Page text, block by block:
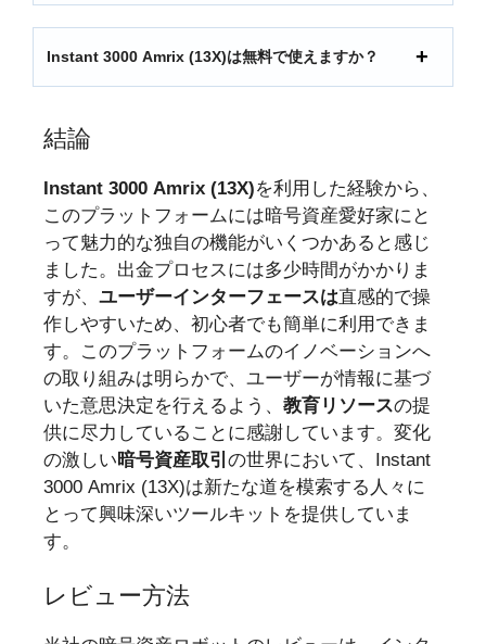
Instant 3000 Amrix (13X)は無料で使えますか？
結論
Instant 3000 Amrix (13X)を利用した経験から、
このプラットフォームには暗号資産愛好家にと
って魅力的な独自の機能がいくつかあると感じ
ました。出金プロセスには多少時間がかかりま
すが、 ユーザーインターフェースは直感的で操
作しやすいため、初心者でも簡単に利用できま
す。このプラットフォームのイノベーションへ
の取り組みは明らかで、ユーザーが情報に基づ
いた意思決定を行えるよう、 教育リソースの提
供に尽力していることに感謝しています。変化
の激しい暗号資産取引 の世界において、Instant
3000 Amrix (13X)は新たな道を模索する人々に
とって興味深いツールキットを提供していま
す。
レビュー方法